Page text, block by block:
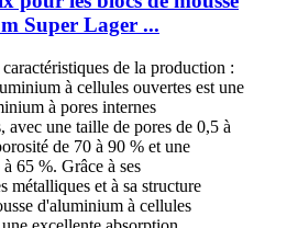
Super Lager ...
de la production :
à cellules ouvertes est une
à pores internes
avec une taille de pores de 0,5 à
de 70 à 90 % et une
65 %. Grâce à ses
métalliques et à sa structure
d'aluminium à cellules